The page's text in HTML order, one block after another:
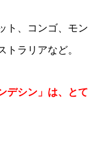
ト、コンゴ、モン
トラリアなど。
デシン」は、とて